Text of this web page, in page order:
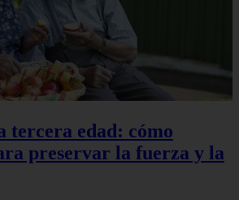
tercera edad: cómo
preservar la fuerza y la